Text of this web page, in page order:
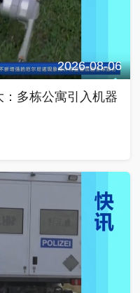
2026-08-06
多栋公寓引入机器